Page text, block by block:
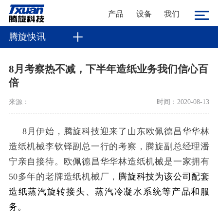
产品 设备 我们
腾旋快讯
8月考察热不减，下半年造纸业务我们信心百
倍
来源： 时间：2020-08-13
8月伊始，腾旋科技迎来了山东欧佩德昌华华林
造纸机械李钦铎副总一行的考察，腾旋副总经理潘
宁亲自接待。欧佩德昌华华林造纸机械是一家拥有
50多年的老牌造纸机械厂， 腾旋科技为该公司配套
造纸蒸汽旋转接头、蒸汽冷凝水系统等产品和服
务。